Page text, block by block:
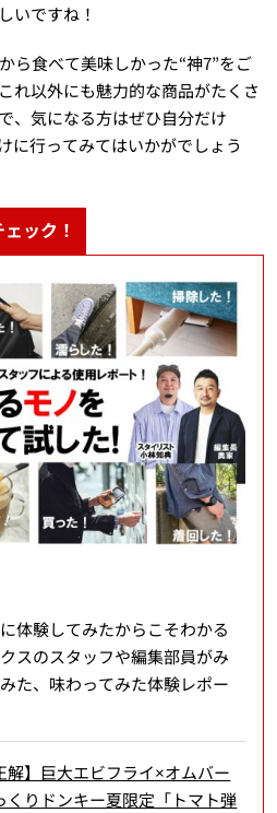
いですね！
ら食べて美味しかった“神7”をご
れ以外にも魅力的な商品がたくさ
、気になる方はぜひ自分だけ
に行ってみてはいかがでしょう
ック！
体験してみたからこそわかる
スのスタッフや編集部員がみ
た、味わってみた体験レポー
解】巨大エビフライ×オムバー
くりドンキー夏限定「トマト弾